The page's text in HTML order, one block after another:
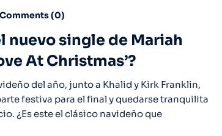
Comments (0)
nuevo single de Mariah
At Christmas’?
del año, junto a Khalid y Kirk Franklin,
festiva para el final y quedarse tranquilita
¿Es este el clásico navideño que